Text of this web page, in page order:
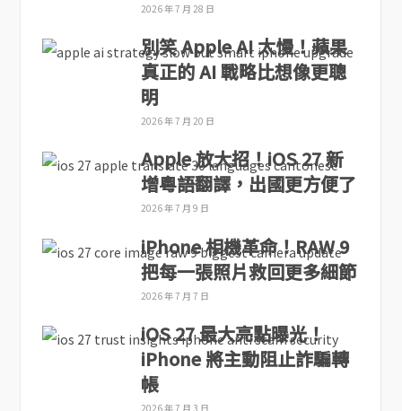
2026 年 7 月 28 日
別笑 Apple AI 太慢！蘋果
真正的 AI 戰略比想像更聰
明
2026 年 7 月 20 日
Apple 放大招！iOS 27 新
增粵語翻譯，出國更方便了
2026 年 7 月 9 日
iPhone 相機革命！RAW 9
把每一張照片救回更多細節
2026 年 7 月 7 日
iOS 27 最大亮點曝光！
iPhone 將主動阻止詐騙轉
帳
2026 年 7 月 3 日